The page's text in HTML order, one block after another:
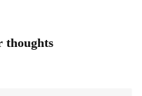
thoughts